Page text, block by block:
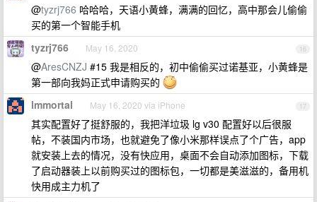
@tyzrj766 哈哈哈，天语小黄蜂，满满的回忆，高中那会儿偷偷
买的第一个智能手机
16
tyzrj766 May 16, 2020
@AresCNZJ #15 我是相反的，初中偷偷买过诺基亚，小黄蜂是
第一部向我妈正式申请购买的
17
lmmortal May 16, 2020 via iPhone
其实配置好了挺舒服的，我把洋垃圾 lg v30 配置好以后很服
帖，不装国内市场，也就避免了像小米那样误点了个广告，app
就安装上去的情况，没有快应用，桌面不会自动添加图标，下载
了启动器装上以前购买过的图标包，一切都是美滋滋的，备用机
快用成主力机了